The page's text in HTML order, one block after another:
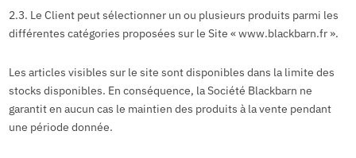
2.3. Le Client peut sélectionner un ou plusieurs produits parmi les
différentes catégories proposées sur le Site « www.blackbarn.fr ».
Les articles visibles sur le site sont disponibles dans la limite des
stocks disponibles. En conséquence, la Société Blackbarn ne
garantit en aucun cas le maintien des produits à la vente pendant
une période donnée.